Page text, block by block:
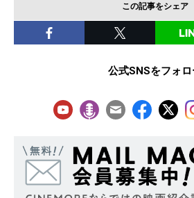
この記事をシェア
公式SNSをフォロ